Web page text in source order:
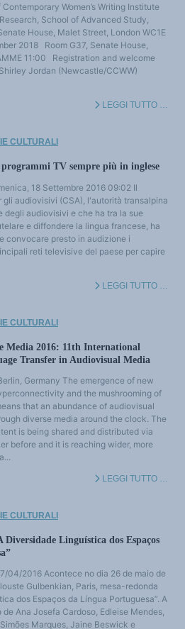
Women’s Writing Institute
School of Advanced Study,
House, Malet Street, London WC1E
2018 Room G37, Senate House,
11:00 Registration and welcome
Jordan (Newcastle/CCWW)
LEGGI TUTTO …
CULTURALI
TV sempre più in inglese
18 Settembre 2016 09:02 Il
gli audiovisivi (CSA), l'autorità transalpina
degli audiovisivi e che ha tra la sue
e diffondere la lingua francese, ha
convocare presto in audizione i
reti televisive del paese per capire
LEGGI TUTTO …
CULTURALI
Media 2016: 11th International
Transfer in Audiovisual Media
Germany The emergence of new
and the mushrooming of
that an abundance of audiovisual
diverse media around the clock. The
is being shared and distributed via
before and it is reaching wider, more
LEGGI TUTTO …
CULTURALI
Diversidade Linguística dos Espaços
04/2016 Acontece no dia 26 de maio de
Gulbenkian, Paris, mesa-redonda
dos Espaços da Língua Portuguesa”. A
Ana Josefa Cardoso, Edleise Mendes,
Marques, Jaine Beswick e